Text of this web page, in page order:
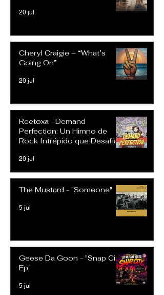
20 jul
Cheryl Craigie – “What’s
Going On”
20 jul
Reetoxa –Demand
Perfection: Un Himno de
Rock Intrépido que Desafía
20 jul
The Mustard - "Someone"
5 jul
Geese Da Goon - "Snap City
Ep"
5 jul